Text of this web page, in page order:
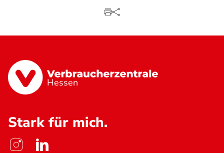
Hessen
Stark für mich.